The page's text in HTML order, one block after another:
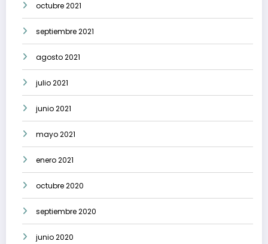
octubre 2021
septiembre 2021
agosto 2021
julio 2021
junio 2021
mayo 2021
enero 2021
octubre 2020
septiembre 2020
junio 2020